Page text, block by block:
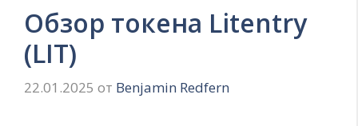
Обзор токена Litentry
(LIT)
22.01.2025 от Benjamin Redfern